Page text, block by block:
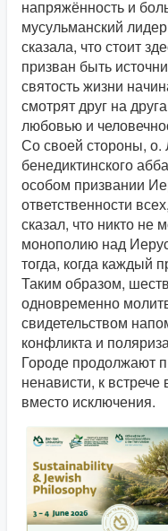
напряжённость и
мусульманский
сказала, что стоит
призван быть
святость жизни
смотрят друг на
любовью и
Со своей стороны,
бенедиктинского
особом призвании
ответственности
сказал, что никто не
монополию над
тогда, когда каждый
Таким образом,
одновременно
свидетельством
конфликта и
Городе продолжают
ненависти, к
вместо исключения.